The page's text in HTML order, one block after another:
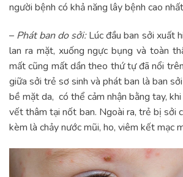
người bệnh có khả năng lây bệnh cao
– Phát ban do sởi:Lúc đầu ban sởi xuất
lan ra mặt, xuống ngực bụng và toàn
mất cũng mất dần theo thứ tự đã nổi
giữa sởi trẻ sơ sinh và phát ban là ban
bề mặt da, có thể cảm nhận bằng tay,
vết thâm tại nốt ban. Ngoài ra, trẻ bị sởi
kèm là chảy nước mũi, ho, viêm kết mạc